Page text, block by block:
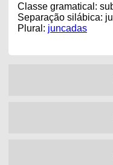
Classe gramatical:
Separação silábica:
Plural: juncadas